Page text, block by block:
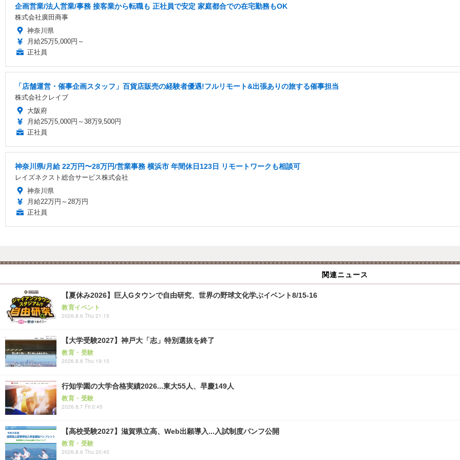
企画営業/法人営業/事務 接客業から転職も 正社員で安定 家庭都合での在宅勤務もOK
株式会社廣田商事
神奈川県
月給25万5,000円～
正社員
「店舗運営・催事企画スタッフ」百貨店販売の経験者優遇!フルリモート&出張ありの旅する催事担当
株式会社クレイブ
大阪府
月給25万5,000円～38万9,500円
正社員
神奈川県/月給 22万円〜28万円/営業事務 横浜市 年間休日123日 リモートワークも相談可
レイズネクスト総合サービス株式会社
神奈川県
月給22万円～28万円
正社員
関連ニュース
【夏休み2026】巨人Gタウンで自由研究、世界の野球文化学ぶイベント8/15-16
教育イベント
2026.8.6 Thu 21:15
【大学受験2027】神戸大「志」特別選抜を終了
教育・受験
2026.8.6 Thu 19:15
行知学園の大学合格実績2026...東大55人、早慶149人
教育・受験
2026.8.7 Fri 0:45
【高校受験2027】滋賀県立高、Web出願導入...入試制度パンフ公開
教育・受験
2026.8.6 Thu 20:45